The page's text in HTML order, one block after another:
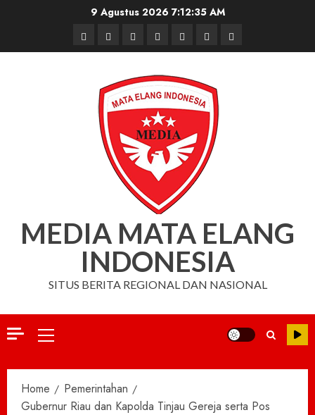
9 Agustus 2026 7:12:35 AM
BerandaNasionalDaerahHukum
dan
Kriminal
Pendidikan
Box
Redaksi
Iklan
MEDIA MATA ELANG
INDONESIA
SITUS BERITA REGIONAL DAN NASIONAL
Primary
Home
Pemerintahan
Gubernur Riau dan Kapolda Tinjau Gereja serta Pos